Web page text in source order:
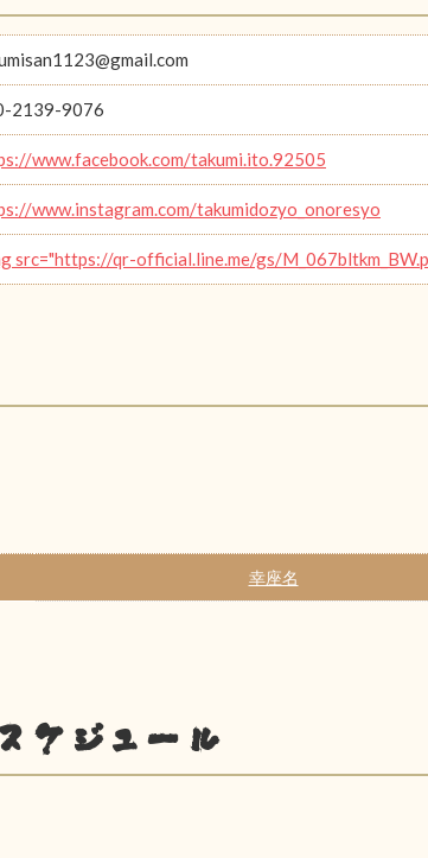
2139-9076
www.facebook.com/takumi.ito.92505
www.instagram.com/takumidozyo_onoresyo
src="https://qr-official.line.me/gs/
幸座名
ケジュール